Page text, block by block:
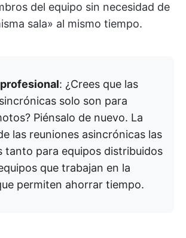
del equipo sin necesidad de
sala» al mismo tiempo.
: ¿Crees que las
solo son para
Piénsalo de nuevo. La
las reuniones asincrónicas las
tanto para equipos distribuidos
que trabajan en la
permiten ahorrar tiempo.